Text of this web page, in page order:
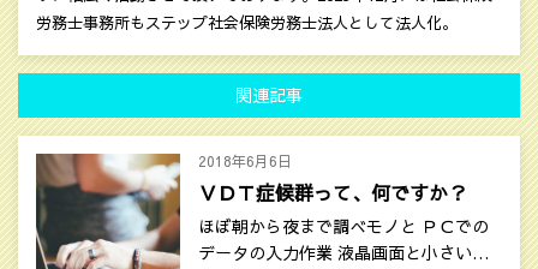
労務士事務所もステップ社会保険労務士法人として法人化。
関連記事
2018年6月6日
ＶＤＴ症候群って、何ですか？
ほぼ朝から夜まで調べモノと ＰＣでの
データの入力作業 液晶画面と小さい…